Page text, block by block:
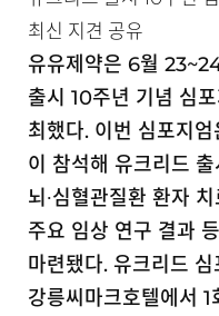
최신 지견 공유
유유제약은 6월
출시 10주년 기념 심
최했다. 이번 심포지
이 참석해 유크리드
뇌∙심혈관질환 환자
주요 임상 연구 결과
마련됐다. 유크리드
강릉씨마크호텔에서